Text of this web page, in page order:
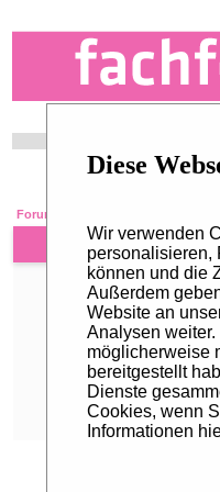
Search
Forum Index
Email
You will receive a
Diese
Wir verwenden
personalisieren,
können und die
Außerdem
Website an
Analysen
möglicherweise
bereitgestellt
Dienste
Cookies, wenn
Informationen